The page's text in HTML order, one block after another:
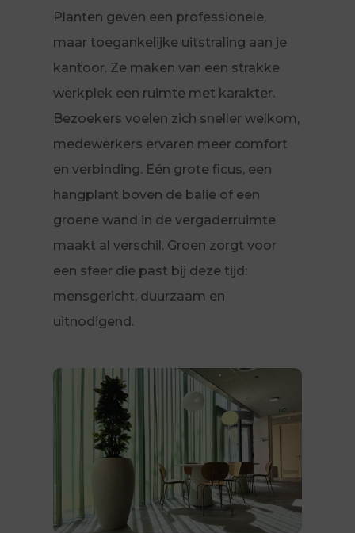
Planten geven een professionele,
maar toegankelijke uitstraling aan je
kantoor. Ze maken van een strakke
werkplek een ruimte met karakter.
Bezoekers voelen zich sneller welkom,
medewerkers ervaren meer comfort
en verbinding. Eén grote ficus, een
hangplant boven de balie of een
groene wand in de vergaderruimte
maakt al verschil. Groen zorgt voor
een sfeer die past bij deze tijd:
mensgericht, duurzaam en
uitnodigend.